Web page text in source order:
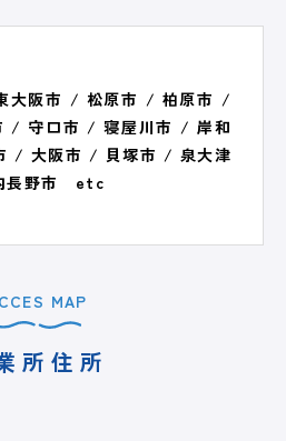
大阪市 / 松原市 / 柏原市 /
/ 守口市 / 寝屋川市 / 岸和
/ 大阪市 / 貝塚市 / 泉大津
長野市 etc
MAP
所住所